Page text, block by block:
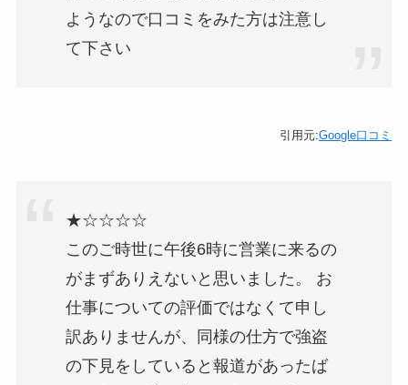
ようなので口コミをみた方は注意し
て下さい
引用元:Google口コミ
★☆☆☆☆
このご時世に午後6時に営業に来るの
がまずありえないと思いました。 お
仕事についての評価ではなくて申し
訳ありませんが、同様の仕方で強盗
の下見をしていると報道があったば